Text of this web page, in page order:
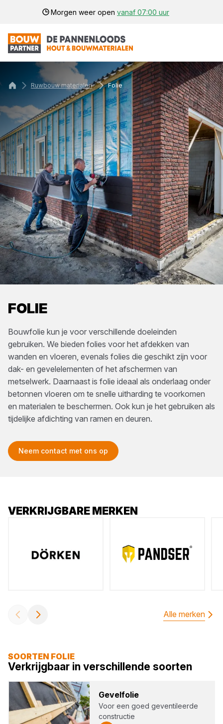
Morgen weer open vanaf 07:00 uur
FOLIE
Bouwfolie kun je voor verschillende doeleinden
gebruiken. We bieden folies voor het afdekken van
wanden en vloeren, evenals folies die geschikt zijn voor
dak- en gevelelementen of het afschermen van
metselwerk. Daarnaast is folie ideaal als onderlaag onder
betonnen vloeren om te snelle uitharding te voorkomen
en materialen te beschermen. Ook kun je het gebruiken als
tijdelijke afdichting van ramen en deuren.
Neem contact met ons op
Ruwbouw materialen Folie
VERKRIJGBARE MERKEN
Alle merken
SOORTEN FOLIE
Verkrijgbaar in verschillende soorten
Gevelf­olie
Voor een goed geventileerde
constructie